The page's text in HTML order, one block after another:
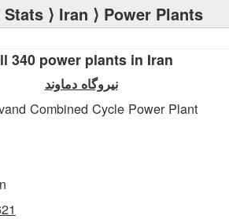
Stats ⟩ Iran ⟩ Power Plants
340 power plants in Iran
نیروگاه دماوند
Combined Cycle Power Plant